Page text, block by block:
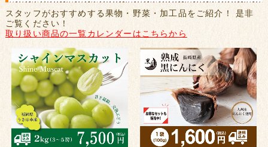
スタッフがおすすめする果物・野菜・加工品をご紹介！ 是非
ご覧ください！
取り扱い商品の一覧カレンダーはこちらから